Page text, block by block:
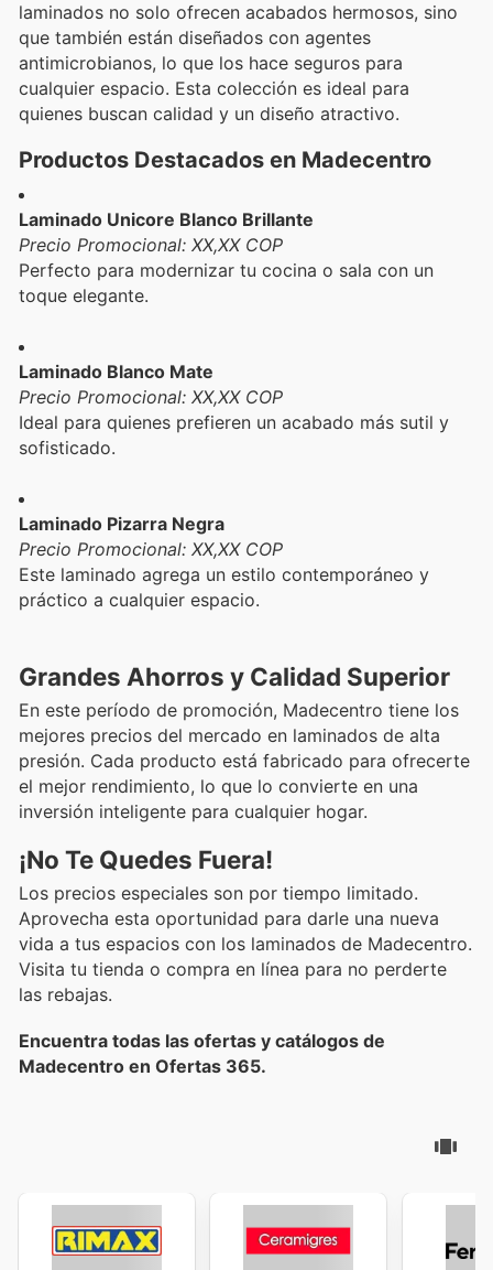
laminados no solo ofrecen acabados hermosos, sino
que también están diseñados con agentes
antimicrobianos, lo que los hace seguros para
cualquier espacio. Esta colección es ideal para
quienes buscan calidad y un diseño atractivo.
Productos Destacados en Madecentro
Laminado Unicore Blanco Brillante
Precio Promocional: XX,XX COP
Perfecto para modernizar tu cocina o sala con un
toque elegante.
Laminado Blanco Mate
Precio Promocional: XX,XX COP
Ideal para quienes prefieren un acabado más sutil y
sofisticado.
Laminado Pizarra Negra
Precio Promocional: XX,XX COP
Este laminado agrega un estilo contemporáneo y
práctico a cualquier espacio.
Grandes Ahorros y Calidad Superior
En este período de promoción, Madecentro tiene los
mejores precios del mercado en laminados de alta
presión. Cada producto está fabricado para ofrecerte
el mejor rendimiento, lo que lo convierte en una
inversión inteligente para cualquier hogar.
¡No Te Quedes Fuera!
Los precios especiales son por tiempo limitado.
Aprovecha esta oportunidad para darle una nueva
vida a tus espacios con los laminados de Madecentro.
Visita tu tienda o compra en línea para no perderte
las rebajas.
Encuentra todas las ofertas y catálogos de
Madecentro en Ofertas 365.